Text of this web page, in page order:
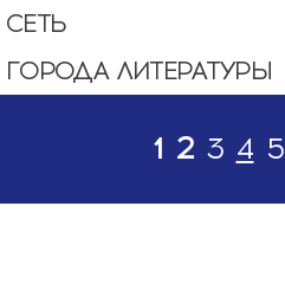
СЕТЬ
ГОРОДА ЛИТЕРАТУРЫ
1 2 3 4 5